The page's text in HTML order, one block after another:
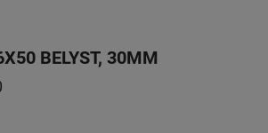
BELYST, 30MM